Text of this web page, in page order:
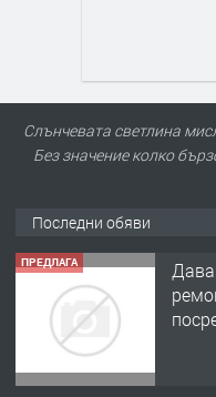
Слънчевата светлина
Без значение колко
Последни обяви
ПРЕДЛАГА